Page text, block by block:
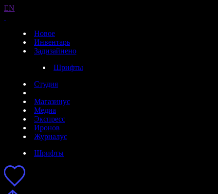
EN
Новое
Инвентарь
Задизайнено
Шрифты
Студия
Магазинус
Медиа
Экспресс
Иронов
Журналус
Шрифты